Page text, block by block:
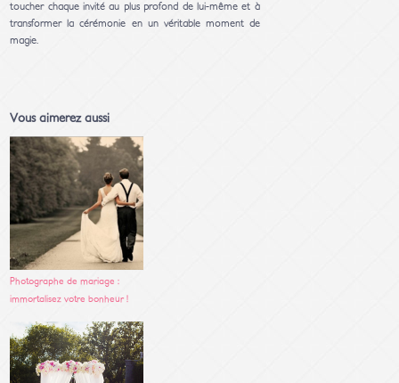
toucher chaque invité au plus profond de lui-même et à
transformer la cérémonie en un véritable moment de
magie.
Vous aimerez aussi
Photographe de mariage :
immortalisez votre bonheur !